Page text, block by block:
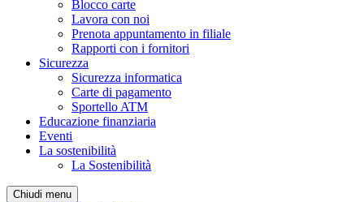
Blocco carte
Lavora con noi
Prenota appuntamento in filiale
Rapporti con i fornitori
Sicurezza
Sicurezza informatica
Carte di pagamento
Sportello ATM
Educazione finanziaria
Eventi
La sostenibilità
La Sostenibilità
Chiudi menu